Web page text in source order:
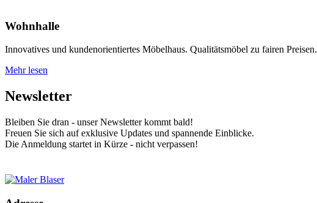
Wohnhalle
Innovatives und kundenorientiertes Möbelhaus. Qualitätsmöbel zu fairen Preisen.
Mehr lesen
Newsletter
Bleiben Sie dran - unser Newsletter kommt bald!
Freuen Sie sich auf exklusive Updates und spannende Einblicke.
Die Anmeldung startet in Kürze - nicht verpassen!